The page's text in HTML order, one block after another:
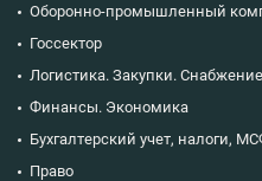
Оборонно-промышленный
Госсектор
Логистика. Закупки. Снабжение
Финансы. Экономика
Бухгалтерский учет, налоги,
Право